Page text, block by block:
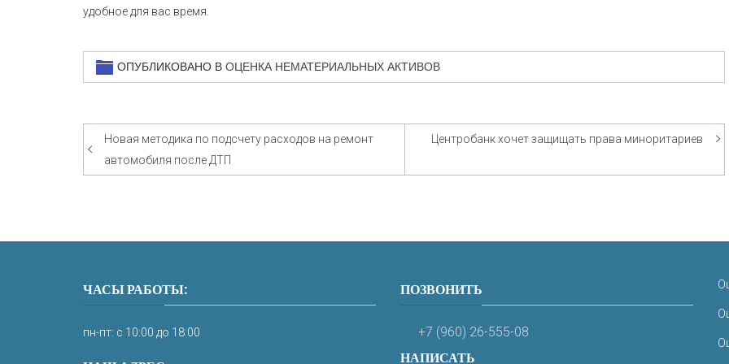
удобное для вас время.
ОПУБЛИКОВАНО В ОЦЕНКА НЕМАТЕРИАЛЬНЫХ АКТИВОВ
Навигация
по
Новая методика по подсчету расходов на ремонт
автомобиля после ДТП
Центробанк хочет защищать права миноритариев
ЧАСЫ РАБОТЫ:
пн-пт: с 10:00 до 18:00
ПОЗВОНИТЬ
+7 (960) 26-555-08
НАПИСАТЬ